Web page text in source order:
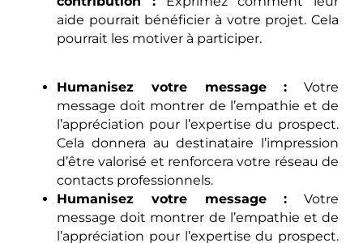
aide pourrait bénéficier à votre projet. Cela
pourrait les motiver à participer.
Humanisez votre message : Votre
message doit montrer de l’empathie et de
l’appréciation pour l’expertise du prospect.
Cela donnera au destinataire l’impression
d’être valorisé et renforcera votre réseau de
contacts professionnels.
Humanisez votre message : Votre
message doit montrer de l’empathie et de
l’appréciation pour l’expertise du prospect.